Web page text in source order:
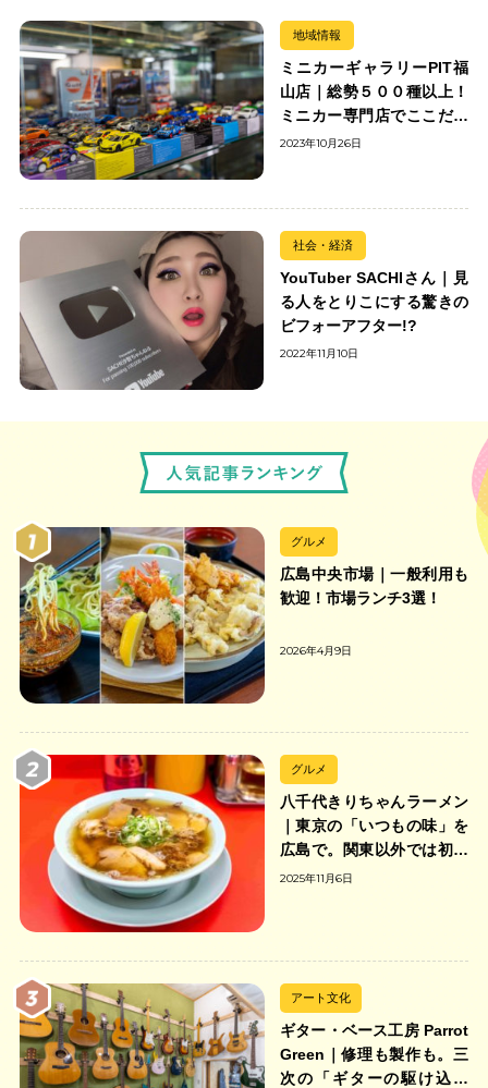
地域情報
ミニカーギャラリーPIT福
山店｜総勢５００種以上！
ミニカー専門店でここだけ
の出会いを楽しもう
2023年10月26日
社会・経済
YouTuber SACHIさん｜見
る人をとりこにする驚きの
ビフォーアフター!?
2022年11月10日
グルメ
広島中央市場｜一般利用も
歓迎！市場ランチ3選！
2026年4月9日
グルメ
八千代きりちゃんラーメン
｜東京の「いつもの味」を
広島で。関東以外では初の
「ちゃんのれん組合」加盟
2025年11月6日
アート文化
ギター・ベース工房 Parrot
Green｜修理も製作も。三
次の「ギターの駆け込み